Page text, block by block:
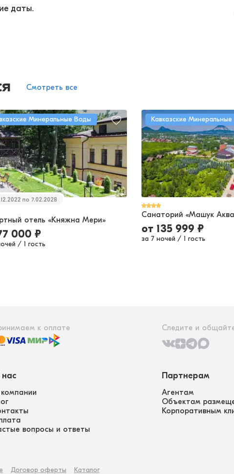
даты.
Смотреть все
Минеральные Воды
по 7.02.2028
отель «Княжна Мери»
000 ₽
/ 1 гость
Кавказские
Санаторий «Машук
от 135 999 ₽
за 7 ночей / 1 гость
к оплате
вопросы и ответы
Следите и
Партнерам
Агентам
Объектам
Корпоративным
Договор оферты Каталог